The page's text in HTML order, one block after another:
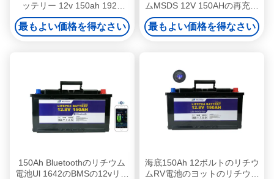
ッテリー 12v 150ah 1920
Wh LiFePO4 バッテリー パッ
ク OEM
最もよい価格を得なさい
ムMSDS 12V 150AHの再充電
可能なLiFePO4電池
最もよい価格を得なさい
150Ah Bluetoothのリチウム
電池Ul 1642のBMSの12vリチ
海底150Ah 12ボルトのリチウ
ムRV電池のヨットのリチウム